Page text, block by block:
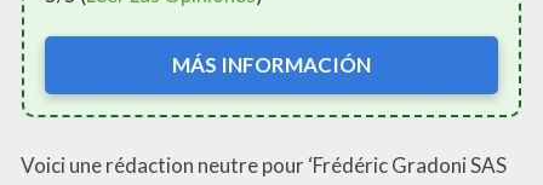
MÁS INFORMACIÓN
Voici une rédaction neutre pour ‘Frédéric Gradoni SAS